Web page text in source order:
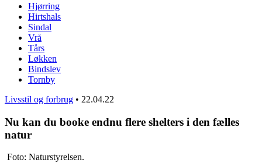
Hjørring
Hirtshals
Sindal
Vrå
Tårs
Løkken
Bindslev
Tornby
Livsstil og forbrug • 22.04.22
Nu kan du booke endnu flere shelters i den fælles
natur
Foto: Naturstyrelsen.